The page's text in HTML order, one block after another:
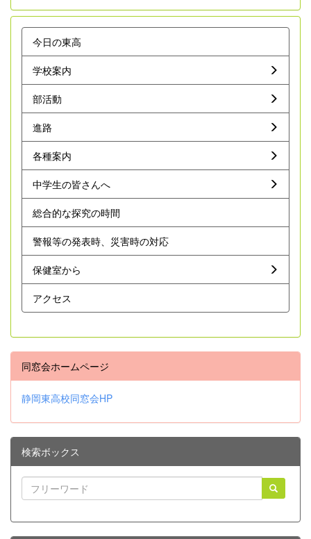
今日の東高
学校案内
部活動
進路
各種案内
中学生の皆さんへ
総合的な探究の時間
警報等の発表時、災害時の対応
保健室から
アクセス
同窓会ホームページ
静岡東高校同窓会HP
検索ボックス